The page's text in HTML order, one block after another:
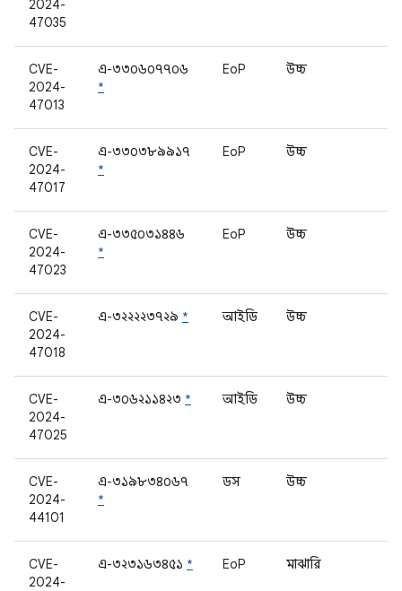
2024-
47035
CVE-
2024-
47013
এ-৩৩০৬০৭৭০৬
*
EoP উচ্চ
CVE-
2024-
47017
এ-৩৩০৩৮৯৯১৭
*
EoP উচ্চ
CVE-
2024-
47023
এ-৩৩৫০৩১৪৪৬
*
EoP উচ্চ
CVE-
2024-
47018
এ-৩২২২২৩৭২৯ * আইডি উচ্চ
CVE-
2024-
47025
এ-৩০৬২১১৪২৩ * আইডি উচ্চ
CVE-
2024-
44101
এ-৩১৯৮৩৪০৬৭
*
ডস উচ্চ
CVE-
2024-
এ-৩২৩১৬৩৪৫১ * EoP মাঝারি